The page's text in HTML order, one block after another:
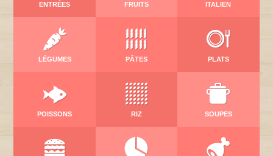
ENTRÉES FRUITS ITALIEN
LÉGUMES PÂTES PLATS
POISSONS RIZ SOUPES